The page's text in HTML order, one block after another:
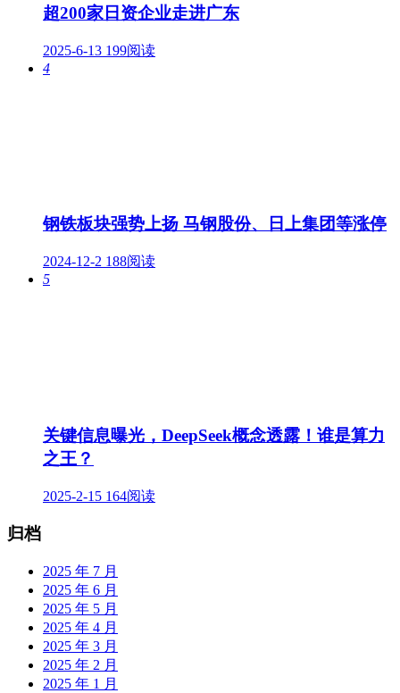
超200家日资企业走进广东
2025-6-13 199阅读
4
钢铁板块强势上扬 马钢股份、日上集团等涨停
2024-12-2 188阅读
5
关键信息曝光，DeepSeek概念透露！谁是算力
之王？
2025-2-15 164阅读
归档
2025 年 7 月
2025 年 6 月
2025 年 5 月
2025 年 4 月
2025 年 3 月
2025 年 2 月
2025 年 1 月